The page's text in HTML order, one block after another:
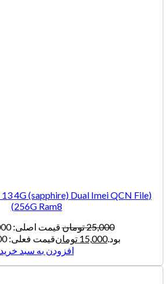
13 4G (sapphire) Dual Imei QCN File
(256G Ram8
25,000تومان
بود.15,000 تومانقیمت فعلی: 15,000 تومان.
افزودن به سبد خرید